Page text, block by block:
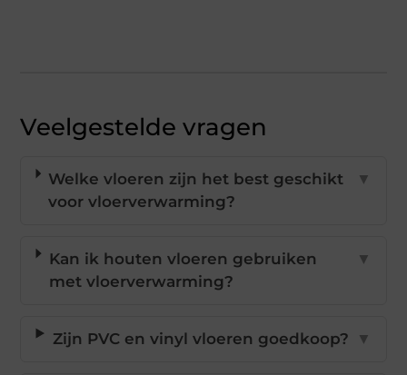
Veelgestelde vragen
Welke vloeren zijn het best geschikt
voor vloerverwarming?
▼
Kan ik houten vloeren gebruiken
met vloerverwarming?
▼
Zijn PVC en vinyl vloeren goedkoop? ▼